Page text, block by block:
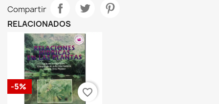
Compartir
RELACIONADOS
-5%
favorite_border